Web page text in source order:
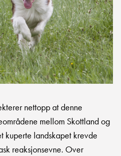
nettopp at denne
mellom Skottland og
kuperte landskapet krevde
reaksjonsevne. Over